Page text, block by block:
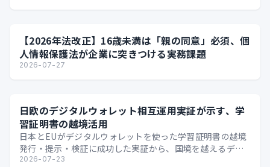
【2026年法改正】16歳未満は「親の同意」必須、個
人情報保護法が企業に突きつける実務課題
2026-07-27
日欧のデジタルウォレット相互運用実証が示す、学
習証明書の越境活用
日本とEUがデジタルウォレットを使った学習証明書の越境
発行・提示・検証に成功した実証から、国境を越えるデジ
タル証明の可能性を整理します。
2026-07-23